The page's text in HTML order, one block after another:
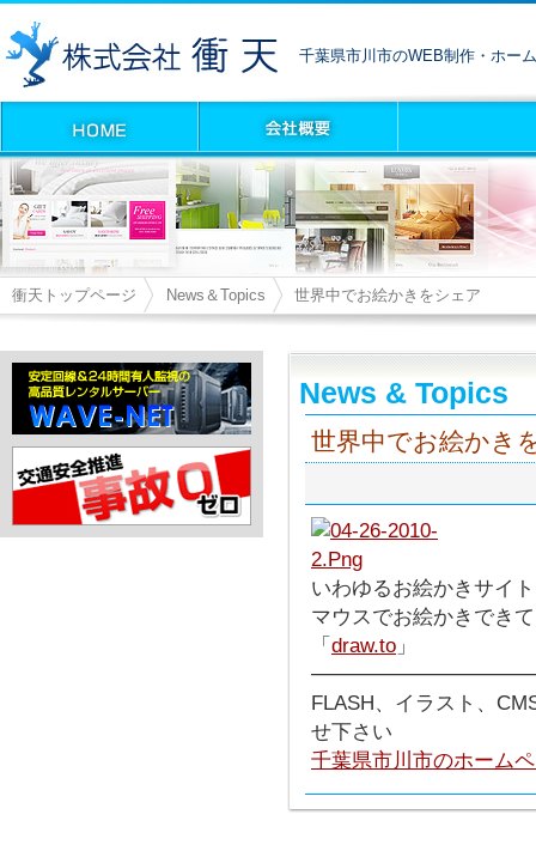
千葉県市川市のWEB制作・ホー
衝天トップページ News＆Topics 世界中でお絵かきをシェア
News & Topics
世界中でお絵かき
いわゆるお絵かきサイ
マウスでお絵かきでき
「 draw.to 」
FLASH、イラスト、
せ下さい
千葉県市川市のホーム